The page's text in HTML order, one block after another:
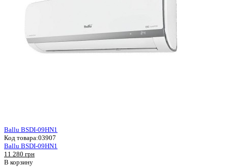
Ballu BSDI-09HN1
Код товара:03907
Ballu BSDI-09HN1
11 280 грн
В корзину